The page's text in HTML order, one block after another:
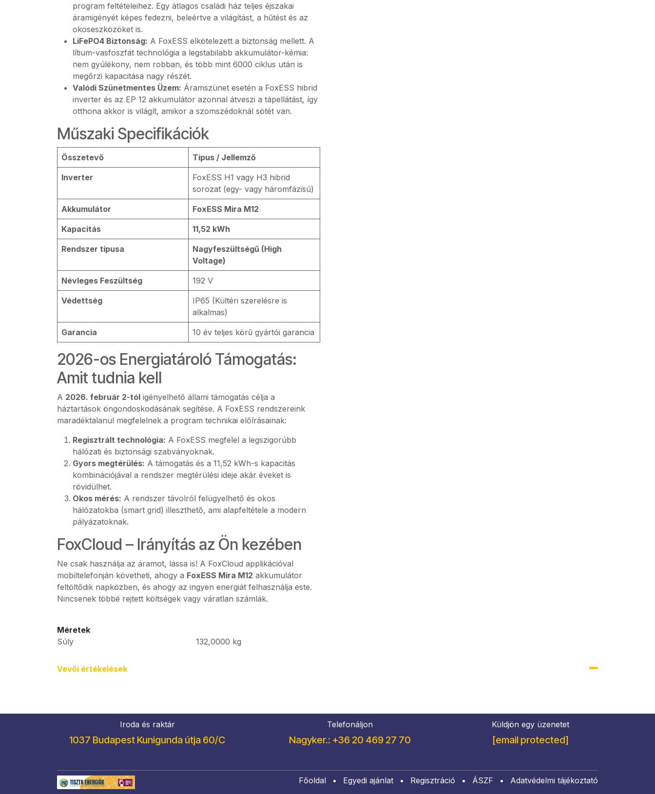
program feltételeihez. Egy átlagos családi ház teljes éjszakai
áramigényét képes fedezni, beleértve a világítást, a hűtést és az
okoseszközöket is.
LiFePO4 Biztonság: A FoxESS elkötelezett a biztonság mellett. A
lítium-vasfoszfát technológia a legstabilabb akkumulátor-kémia:
nem gyúlékony, nem robban, és több mint 6000 ciklus után is
megőrzi kapacitása nagy részét.
Valódi Szünetmentes Üzem: Áramszünet esetén a FoxESS hibrid
inverter és az EP 12 akkumulátor azonnal átveszi a tápellátást, így
otthona akkor is világít, amikor a szomszédoknál sötét van.
Műszaki Specifikációk
Összetevő Típus / Jellemző
Inverter
FoxESS H1 vagy H3 hibrid
sorozat (egy- vagy háromfázisú)
Akkumulátor FoxESS Mira M12
Kapacitás 11,52 kWh
Rendszer típusa
Nagyfeszültségű (High
Voltage)
Névleges Feszültség 192 V
Védettség
IP65 (Kültéri szerelésre is
alkalmas)
Garancia 10 év teljes körű gyártói garancia
2026-os Energiatároló Támogatás:
Amit tudnia kell
A 2026. február 2-tól igényelhető állami támogatás célja a
háztartások öngondoskodásának segítése. A FoxESS rendszereink
maradéktalanul megfelelnek a program technikai előírásainak:
Regisztrált technológia: A FoxESS megfelel a legszigorúbb
hálózati és biztonsági szabványoknak.
Gyors megtérülés: A támogatás és a 11,52 kWh-s kapacitás
kombinációjával a rendszer megtérülési ideje akár éveket is
rövidülhet.
Okos mérés: A rendszer távolról felügyelhető és okos
hálózatokba (smart grid) illeszthető, ami alapfeltétele a modern
pályázatoknak.
FoxCloud – Irányítás az Ön kezében
Ne csak használja az áramot, lássa is! A FoxCloud applikációval
mobiltelefonján követheti, ahogy a FoxESS Mira M12 akkumulátor
feltöltődik napközben, és ahogy az ingyen energiát felhasználja este.
Nincsenek többé rejtett költségek vagy váratlan számlák.
Méretek
Súly
132,0000 kg
Vevői értékel​ések
Iroda és raktár
1037 Budapest Kunigunda útja 60/C
Küldjön egy üzenetet
[email protected]
Telefonáljon
Nagyker.: +36 20 469 27 70
Főoldal • Egyedi ajánlat • Regisztráció • ​ÁSZF • Adatvédelmi tájékoztató